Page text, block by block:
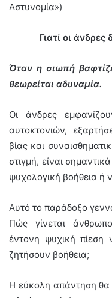
Αστυνομία»)
Γιατί οι
Όταν η σιωπή
θεωρείται αδυναμία.
Οι άνδρες
αυτοκτονιών,
βίας και
στιγμή, είναι
ψυχολογική βοήθεια ή
Αυτό το παράδοξο
Πώς γίνεται
έντονη ψυχική πίεση
ζητήσουν βοήθεια;
Η εύκολη απάντηση θα